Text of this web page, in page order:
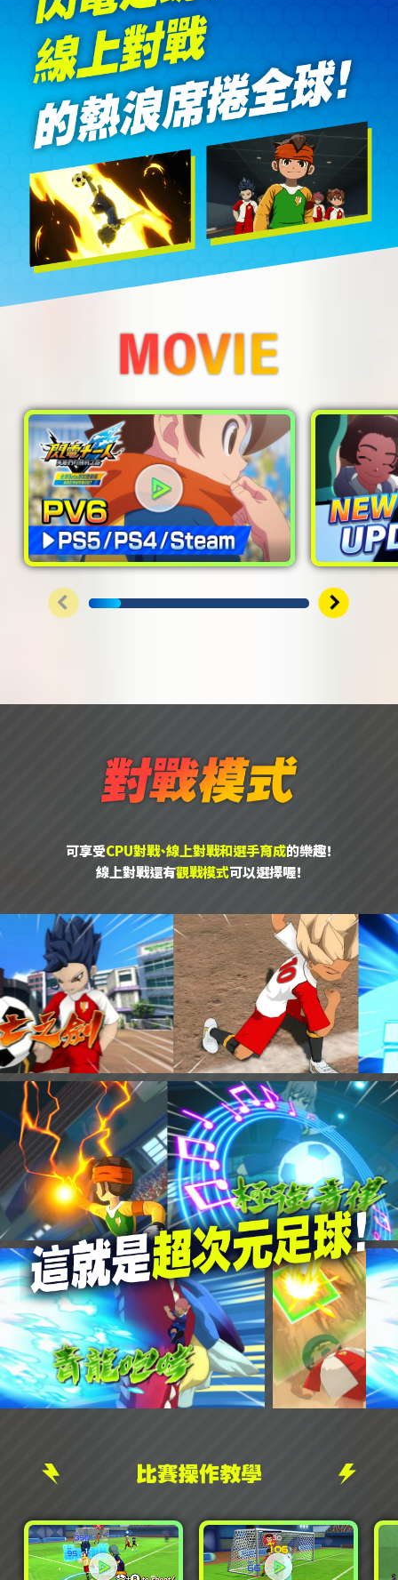
可享受CPU對戰、線上對戰和選手育成的樂趣！
線上對戰還有觀戰模式可以選擇喔！